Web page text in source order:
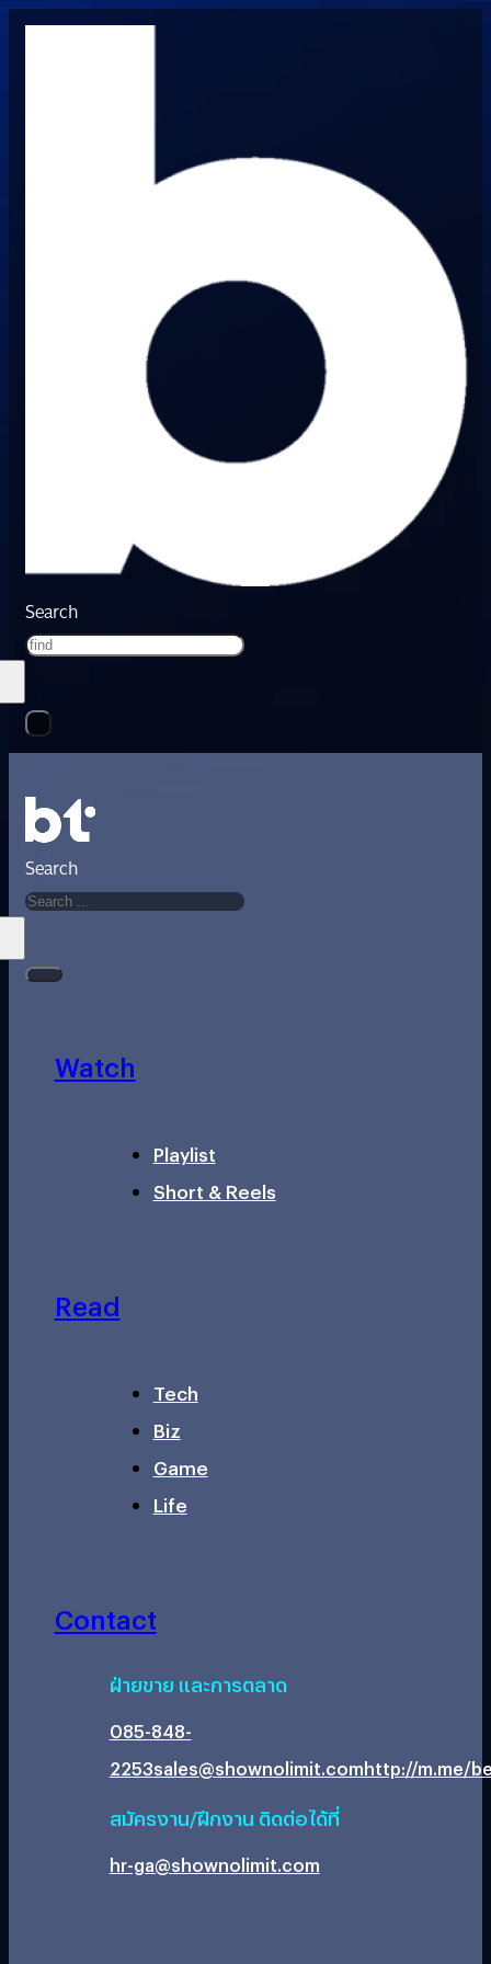
Search
Search
Watch
Playlist
Short & Reels
Read
Tech
Biz
Game
Life
Contact
ฝ่ายขาย และการตลาด
085-848-
2253sales@shownolimit.comhttp://m.me/
สมัครงาน/ฝึกงาน ติดต่อได้ที่
hr-ga@shownolimit.com